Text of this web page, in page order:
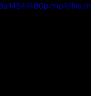
480p/mp4/file.m